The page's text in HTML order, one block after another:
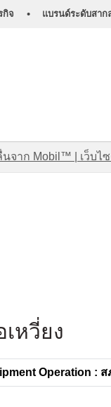
กิจ • แบรนด์ระดับสาก
ก Mobil™ | เว็บไซ
หวี่ยง
Operation :